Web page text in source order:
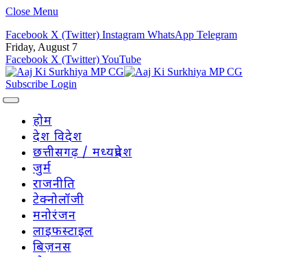
Close Menu
Facebook X (Twitter) Instagram WhatsApp Telegram
Friday, August 7
Facebook X (Twitter)YouTube
Subscribe Login
होम
देश विदेश
छत्तीसगढ़ / मध्यप्रदेश
जुर्म
राजनीति
टेक्नोलॉजी
मनोरंजन
लाइफस्टाइल
बिज़नस